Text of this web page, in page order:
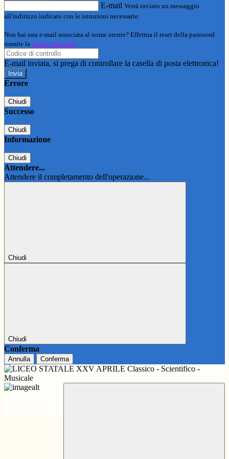
E-mail Verrà inviato un messaggio
all'indirizzo indicato con le istruzioni necessarie.
Non hai una e-mail associata al nome utente? Effettua il reset della password
tramite la Login Spaggiari
E-mail inviata, si prega di controllare la casella di posta elettronica!
Errore
Chiudi
Successo
Chiudi
Informazione
Chiudi
Attendere...
Attendere il completamento dell'operazione...
Chiudi
Chiudi
Conferma
Annulla Conferma